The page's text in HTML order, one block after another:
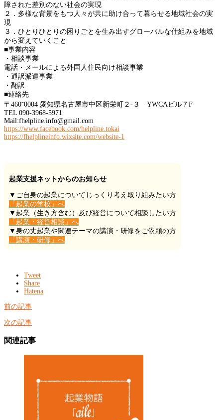
障された差別のない社会の実現
２．多様な背景をもつ人々が共に助け合って暮らせる地域社会の実
現
３．ひとりひとりの困りごとを生み出すグローバルな仕組みを地域
から変えていくこと
■事業内容
・相談事業
電話・メールによる外国人住民向け相談事業
・通訳派遣事業
・翻訳
■連絡先
〒460⁻0004 愛知県名古屋市中区新栄町２-３ YWCAビル７F
TEL 090-3968-5971
Mail:fhelpline.info@gmail.com
https://www.facebook.com/helpline.tokai
https://fhelplineinfo.wixsite.com/website-1
起業支援ネットからのお知らせ
▼ご自身の起業についてじっくり考え取り組みたい方
「起業の学校」へ
▼起業（生き方含む）及び経営について相談したい方
「起業・経営相談」へ
▼身の丈起業や関連テーマの講演・研修をご依頼の方
「講演・研修」へ
Tweet
Share
Hatena
前の記事
次の記事
関連記事